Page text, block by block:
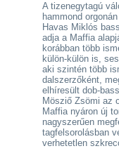
A tizenegytagú
hammond
Havas Miklós
adja a Maffia
korábban több
külön-külön is,
aki szintén több
dalszerzőként,
elhíresült dob-
Mösziő Zsömi az
Maffia nyáron új
nagyszerűen
tagfelsorolásban
verhetetlen